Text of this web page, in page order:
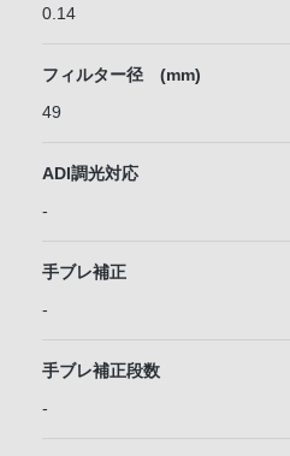
0.14
フィルター径 (mm)
49
ADI調光対応
-
手ブレ補正
-
手ブレ補正段数
-